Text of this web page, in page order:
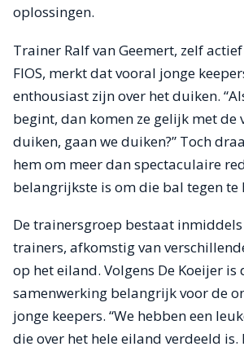
oplossingen.
Trainer Ralf van Geemert, zelf
FIOS, merkt dat vooral jonge
enthousiast zijn over het duiken.
begint, dan komen ze gelijk met de
duiken, gaan we duiken?” Toch
hem om meer dan spectaculaire
belangrijkste is om die bal tegen te
De trainersgroep bestaat
trainers, afkomstig van
op het eiland. Volgens De Koeijer is
samenwerking belangrijk voor de
jonge keepers. “We hebben een
die over het hele eiland verdeeld